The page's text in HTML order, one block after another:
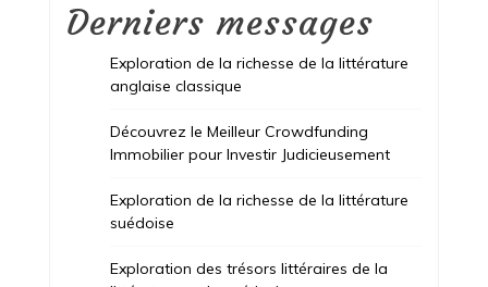
Derniers messages
Exploration de la richesse de la littérature
anglaise classique
Découvrez le Meilleur Crowdfunding
Immobilier pour Investir Judicieusement
Exploration de la richesse de la littérature
suédoise
Exploration des trésors littéraires de la